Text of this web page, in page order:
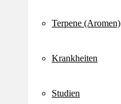
Terpene (Aromen)
Krankheiten
Studien